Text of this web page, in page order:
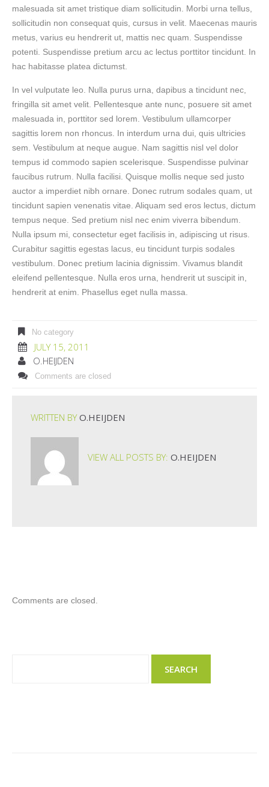
malesuada sit amet tristique diam sollicitudin. Morbi urna tellus,
sollicitudin non consequat quis, cursus in velit. Maecenas mauris
metus, varius eu hendrerit ut, mattis nec quam. Suspendisse
potenti. Suspendisse pretium arcu ac lectus porttitor tincidunt. In
hac habitasse platea dictumst.
In vel vulputate leo. Nulla purus urna, dapibus a tincidunt nec,
fringilla sit amet velit. Pellentesque ante nunc, posuere sit amet
malesuada in, porttitor sed lorem. Vestibulum ullamcorper
sagittis lorem non rhoncus. In interdum urna dui, quis ultricies
sem. Vestibulum at neque augue. Nam sagittis nisl vel dolor
tempus id commodo sapien scelerisque. Suspendisse pulvinar
faucibus rutrum. Nulla facilisi. Quisque mollis neque sed justo
auctor a imperdiet nibh ornare. Donec rutrum sodales quam, ut
tincidunt sapien venenatis vitae. Aliquam sed eros lectus, dictum
tempus neque. Sed pretium nisl nec enim viverra bibendum.
Nulla ipsum mi, consectetur eget facilisis in, adipiscing ut risus.
Curabitur sagittis egestas lacus, eu tincidunt turpis sodales
vestibulum. Donec pretium lacinia dignissim. Vivamus blandit
eleifend pellentesque. Nulla eros urna, hendrerit ut suscipit in,
hendrerit at enim. Phasellus eget nulla massa.
No category
JULY 15, 2011
O.HEIJDEN
Comments are closed
WRITTEN BYO.HEIJDEN
VIEW ALL POSTS BY: O.HEIJDEN
Comments are closed.